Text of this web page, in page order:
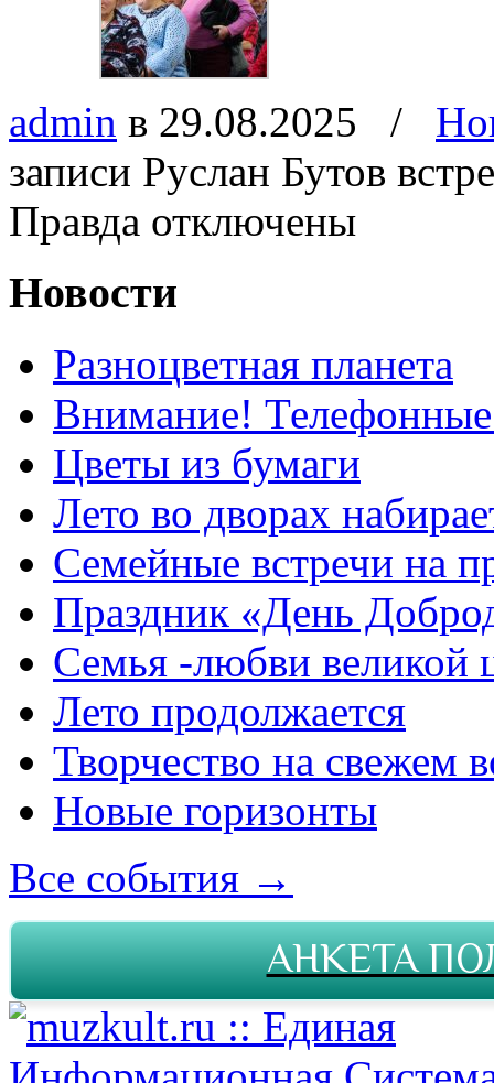
admin в 29.08.2025 /
записи Руслан Бутов
Правда отключены
Новости
Разноцветная планета
Внимание!
Цветы из бумаги
Лето во дворах
Семейные встречи на
Праздник «День
Семья -любви великой
Лето продолжается
Творчество на свежем
Новые горизонты
Все события →
АНКЕТА